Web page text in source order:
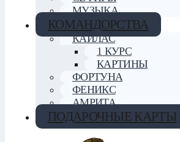
МУЗЫКА
КОМАНДОРСТВА
КАЙЛАС
1 КУРС
КАРТИНЫ
ФОРТУНА
ФЕНИКС
АМРИТА
ПОДАРОЧНЫЕ КАРТЫ